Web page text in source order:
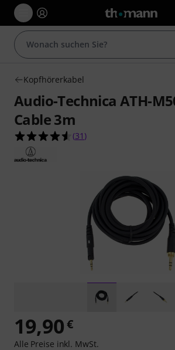
Kopfhörerkabel
Audio-Technica ATH-
Cable 3m
4.5 von 5 Sternen aus 31
(31 )
19,90€
Alle Preise inkl. MwSt.